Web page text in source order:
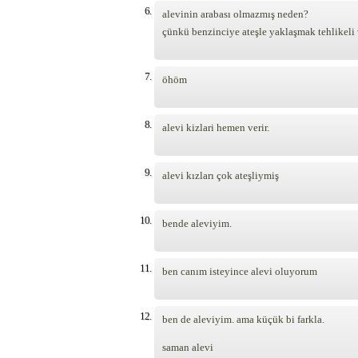
6.
alevinin arabası olmazmış neden?
çünkü benzinciye ateşle yaklaşmak tehlikeli
7. öhöm
8. alevi kizlari hemen verir.
9. alevi kızları çok ateşliymiş
10. bende aleviyim.
11. ben canım isteyince alevi oluyorum
12. ben de aleviyim. ama küçük bi farkla.
saman alevi